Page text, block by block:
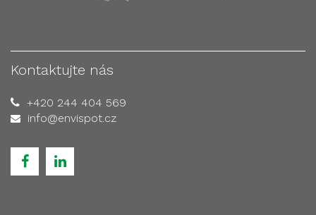
Kontaktujte nás
+420 244 404 569
info@envispot.cz